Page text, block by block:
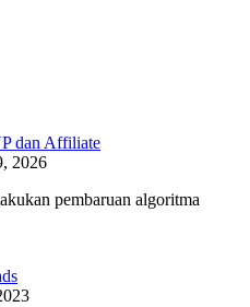
dan Affiliate
2026
pembaruan algoritma